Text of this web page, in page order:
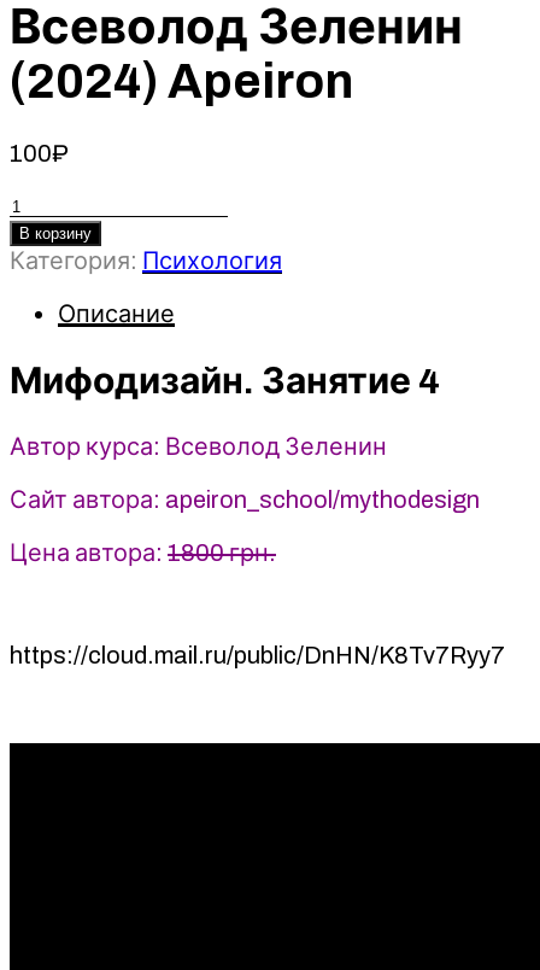
Всеволод Зеленин
(2024) Apeiron
100₽
Количество
товара
Мифодизайн.
Всеволод
Зеленин
Apeiron
В корзину
Категория: Психология
Описание
Мифодизайн. Занятие 4
Автор курса: Всеволод Зеленин
Сайт автора: apeiron_school/mythodesign
Цена автора: 1800 грн.
https://cloud.mail.ru/public/DnHN/K8Tv7Ryy7